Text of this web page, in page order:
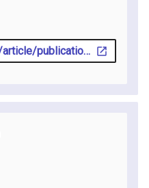
www.arcada.fi/en/article/publication/2023-03-23/can-machine-learning-aid-finding-key-factors-improve-finnish